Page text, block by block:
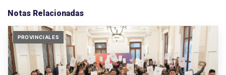
Notas Relacionadas
PROVINCIALES